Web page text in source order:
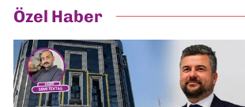
Özel Haber